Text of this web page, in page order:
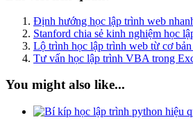
Định hướng học lập trình web
Stanford chia sẻ kinh nghiệm học
Lộ trình học lập trình web từ cơ bản
Tư vấn học lập trình VBA trong
You might also like...